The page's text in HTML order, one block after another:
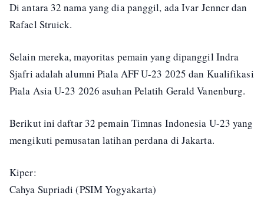
Di antara 32 nama yang dia panggil, ada Ivar Jenner dan
Rafael Struick.
Selain mereka, mayoritas pemain yang dipanggil Indra
Sjafri adalah alumni Piala AFF U-23 2025 dan Kualifikasi
Piala Asia U-23 2026 asuhan Pelatih Gerald Vanenburg.
Berikut ini daftar 32 pemain Timnas Indonesia U-23 yang
mengikuti pemusatan latihan perdana di Jakarta.
Kiper:
Cahya Supriadi (PSIM Yogyakarta)